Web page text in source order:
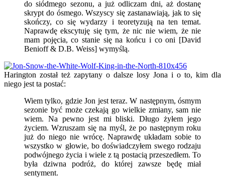
do siódmego sezonu, a już odliczam dni, aż dostanę
skrypt do ósmego. Wszyscy się zastanawiają, jak to się
skończy, co się wydarzy i teoretyzują na ten temat.
Naprawdę ekscytuję się tym, że nic nie wiem, że nie
mam pojęcia, co stanie się na końcu i co oni [David
Benioff & D.B. Weiss] wymyślą.
Harington został też zapytany o dalsze losy Jona i o to, kim dla
niego jest ta postać:
Wiem tylko, gdzie Jon jest teraz. W następnym, ósmym
sezonie być może czekają go wielkie zmiany, sam nie
wiem. Na pewno jest mi bliski. Długo żyłem jego
życiem. Wzruszam się na myśl, że po następnym roku
już do niego nie wrócę. Naprawdę układam sobie to
wszystko w głowie, bo doświadczyłem swego rodzaju
podwójnego życia i wiele z tą postacią przeszedłem. To
była dziwna podróż, do której zawsze będę miał
sentyment.